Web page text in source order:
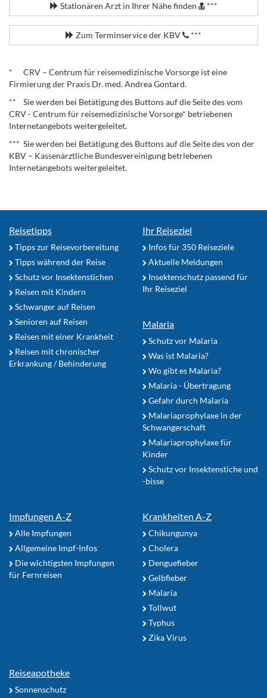
Stationären Arzt in Ihrer Nähe finden ***
Zum Terminservice der KBV ***
* CRV – Centrum für reisemedizinische Vorsorge ist eine
Firmierung der Praxis Dr. med. Andrea Gontard.
** Sie werden bei Betätigung des Buttons auf die Seite des vom
CRV - Centrum für reisemedizinische Vorsorge* betriebenen
Internetangebots weitergeleitet.
*** Sie werden bei Betätigung des Buttons auf die Seite des von der
KBV – Kassenärztliche Bundesvereinigung betriebenen
Internetangebots weitergeleitet.
Reisetipps
Tipps zur Reisevorbereitung
Tipps während der Reise
Schutz vor Insektenstichen
Reisen mit Kindern
Schwanger auf Reisen
Senioren auf Reisen
Reisen mit einer Krankheit
Reisen mit chronischer
Erkrankung / Behinderung
Ihr Reiseziel
Infos für 350 Reiseziele
Aktuelle Meldungen
Insektenschutz passend für
Ihr Reiseziel
Malaria
Schutz vor Malaria
Was ist Malaria?
Wo gibt es Malaria?
Malaria - Übertragung
Gefahr durch Malaria
Malariaprophylaxe in der
Schwangerschaft
Malariaprophylaxe für
Kinder
Schutz vor Insektenstiche und
-bisse
Impfungen A-Z
Alle Impfungen
Allgemeine Impf-Infos
Die wichtigsten Impfungen
für Fernreisen
Krankheiten A-Z
Chikungunya
Cholera
Denguefieber
Gelbfieber
Malaria
Tollwut
Typhus
Zika Virus
Reiseapotheke
Sonnenschutz